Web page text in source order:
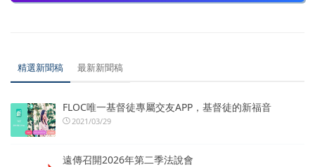
精選新聞稿 最新新聞稿
FLOC唯一基督徒專屬交友APP，基督徒的新福音
2021/03/29
遠傳召開2026年第二季法說會